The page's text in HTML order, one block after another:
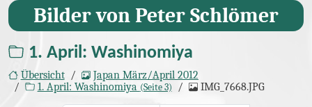
Bilder von Peter Schlömer
1. April: Washinomiya
Übersicht
Japan März/April 2012
1. April: Washinomiya (Seite 3) IMG_7668.JPG